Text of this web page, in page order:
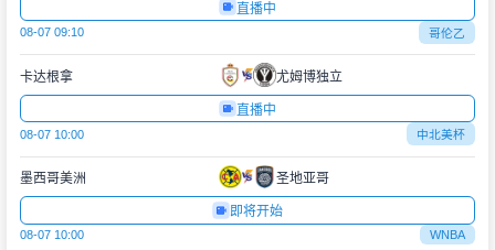
直播中
08-07 09:10 哥伦乙
卡达根拿 尤姆博独立
直播中
08-07 10:00 中北美杯
墨西哥美洲 圣地亚哥
即将开始
08-07 10:00 WNBA